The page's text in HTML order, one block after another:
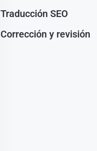
Traducción SEO
Corrección y revisión